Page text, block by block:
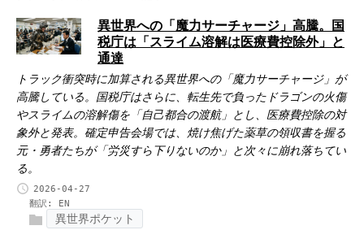
異世界への「魔力サーチャージ」高騰。国
税庁は「スライム溶解は医療費控除外」と
通達
トラック衝突時に加算される異世界への「魔力サーチャージ」が
高騰している。国税庁はさらに、転生先で負ったドラゴンの火傷
やスライムの溶解傷を「自己都合の渡航」とし、医療費控除の対
象外と発表。確定申告会場では、焼け焦げた薬草の領収書を握る
元・勇者たちが「労災すら下りないのか」と次々に崩れ落ちてい
る。
2026-04-27
翻訳: EN
異世界ポケット